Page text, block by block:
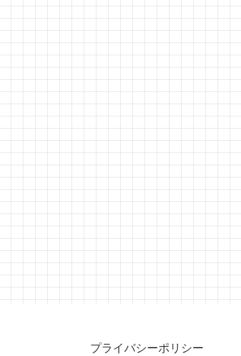
プライバシーポリシー